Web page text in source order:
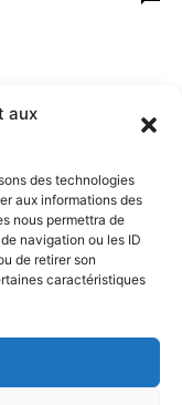
aux
des technologies
aux informations des
nous permettra de
navigation ou les ID
de retirer son
caractéristiques